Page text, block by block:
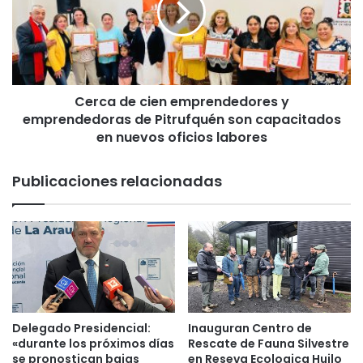
r
a
d
e
c
i
r
e
n
d
d
o
r
e
y
Cerca de cien emprendedores y
emprendedoras de Pitrufquén son capacitados
en nuevos oficios labores
Publicaciones relacionadas
Delegado Presidencial:
«durante los próximos días
se pronostican bajas
Inauguran Centro de
Rescate de Fauna Silvestre
en Reseva Ecologica Huilo